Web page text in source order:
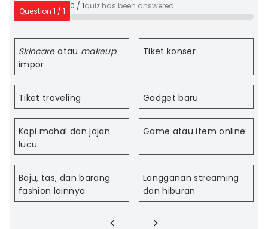
Question 1 / 1
0 / 1quiz has been answered.
Skincareatau makeup
impor
Tiket konser
Tiket traveling Gadget baru
Kopi mahal dan jajan
lucu
Game atau item online
Baju, tas, dan barang
fashion lainnya
Langganan streaming
dan hiburan